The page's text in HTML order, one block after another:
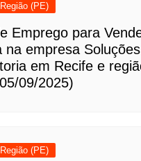
(PE)
Emprego para
na empresa Soluções
em Recife e
09/2025)
(PE)